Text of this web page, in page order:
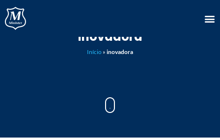
inovadora
Início » inovadora